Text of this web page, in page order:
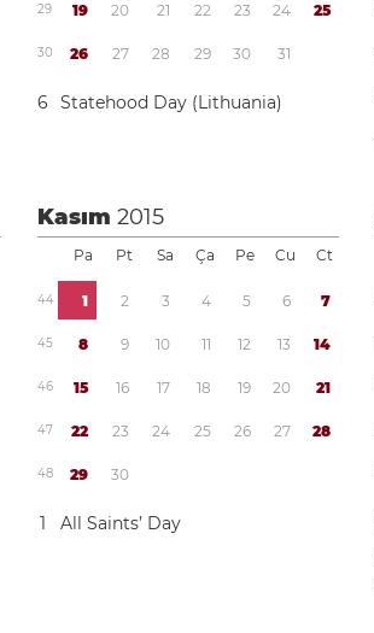
29 19 20 21 22 23 24 25
30 26 27 28 29 30 31
6 Statehood Day (Lithuania)
Kasım2015
Pa Pt Sa Ça Pe Cu Ct
44 1 2 3 4 5 6 7
45 8 9 10 11 12 13 14
46 15 16 17 18 19 20 21
47 22 23 24 25 26 27 28
48 29 30
1 All Saints’ Day